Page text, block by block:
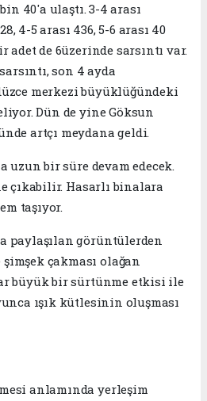
40'a ulaştı. 3-4 arası
4-5 arası 436, 5-6 arası 40
de 6üzerinde sarsıntı var.
son 4 ayda
merkezi büyüklüğündeki
Dün de yine Göksun
artçı meydana geldi.
uzun bir süre devam edecek.
çıkabilir. Hasarlı binalara
taşıyor.
paylaşılan görüntülerden
çakması olağan
büyük bir sürtünme etkisi ile
ışık kütlesinin oluşması
anlamında yerleşim